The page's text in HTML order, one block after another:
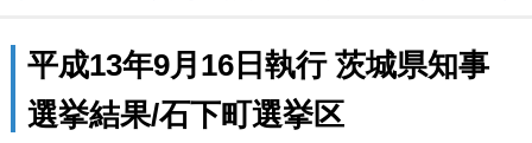
平成13年9月16日執行 茨城県知事
選挙結果/石下町選挙区